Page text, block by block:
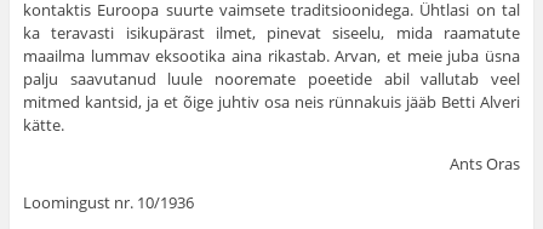
kontaktis Euroopa suurte vaimsete traditsioonidega. Ühtlasi on tal
ka teravasti isikupärast ilmet, pinevat siseelu, mida raamatute
maailma lummav eksootika aina rikastab. Arvan, et meie juba üsna
palju saavutanud luule nooremate poeetide abil vallutab veel
mitmed kantsid, ja et õige juhtiv osa neis rünnakuis jääb Betti Alveri
kätte.
Ants Oras
Loomingust nr. 10/1936